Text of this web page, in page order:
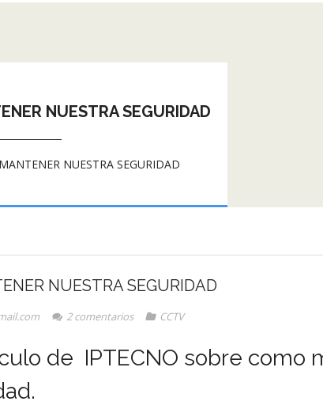
NUESTRA SEGURIDAD
NUESTRA SEGURIDAD
NUESTRA SEGURIDAD
2 comentarios CCTV
de IPTECNO sobre como